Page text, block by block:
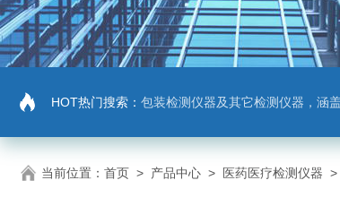
HOT热门搜索： 包装检测仪器及其它检测仪器，涵盖密封试验仪，密封与泄漏强度测
当前位置： 首页 > 产品中心 > 医药医疗检测仪器 >